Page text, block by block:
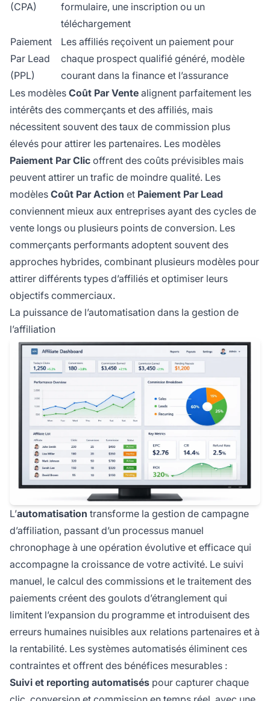
(CPA)
formulaire, une inscription ou un
téléchargement
Paiement
Par Lead
(PPL)
Les affiliés reçoivent un paiement pour
chaque prospect qualifié généré, modèle
courant dans la finance et l’assurance
Les modèles Coût Par Vente alignent parfaitement les
intérêts des commerçants et des affiliés, mais
nécessitent souvent des taux de commission plus
élevés pour attirer les partenaires. Les modèles
Paiement Par Clic offrent des coûts prévisibles mais
peuvent attirer un trafic de moindre qualité. Les
modèles Coût Par Action et Paiement Par Lead
conviennent mieux aux entreprises ayant des cycles de
vente longs ou plusieurs points de conversion. Les
commerçants performants adoptent souvent des
approches hybrides, combinant plusieurs modèles pour
attirer différents types d’affiliés et optimiser leurs
objectifs commerciaux.
La puissance de l’automatisation dans la gestion de
l’affiliation
L’automatisation transforme la gestion de campagne
d’affiliation, passant d’un processus manuel
chronophage à une opération évolutive et efficace qui
accompagne la croissance de votre activité. Le suivi
manuel, le calcul des commissions et le traitement des
paiements créent des goulots d’étranglement qui
limitent l’expansion du programme et introduisent des
erreurs humaines nuisibles aux relations partenaires et à
la rentabilité. Les systèmes automatisés éliminent ces
contraintes et offrent des bénéfices mesurables :
Suivi et reporting automatisés pour capturer chaque